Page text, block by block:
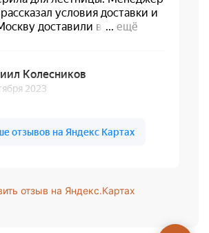
отзыв на Яндекс.Картах